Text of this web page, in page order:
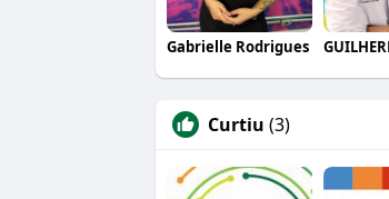
Gabrielle Rodrigues
Curtiu (3)